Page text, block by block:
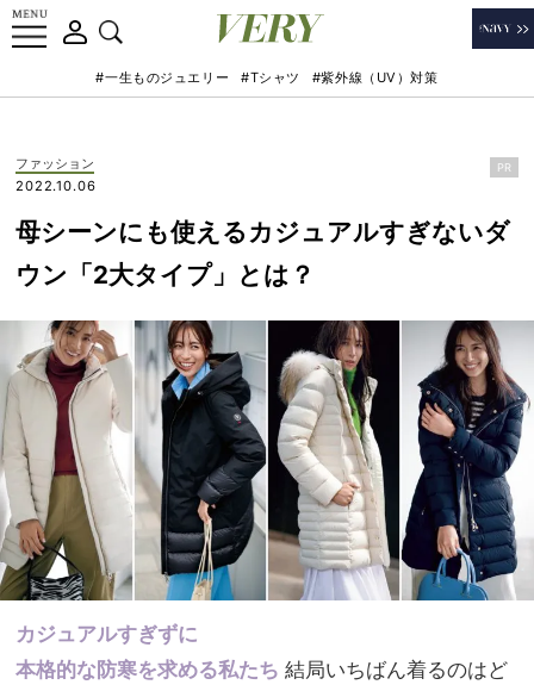
#一生ものジュエリー #Tシャツ #紫外線（UV）対策
ファッション
2022.10.06
PR
母シーンにも使えるカジュアルすぎないダ
ウン「2大タイプ」とは？
カジュアルすぎずに
本格的な防寒を求める私たち 結局いちばん着るのはど